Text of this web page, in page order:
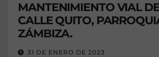
MANTENIMIENTO VIAL DE LA
CALLE QUITO,
ZÁMBIZA.
31 DE ENERO DE 2023